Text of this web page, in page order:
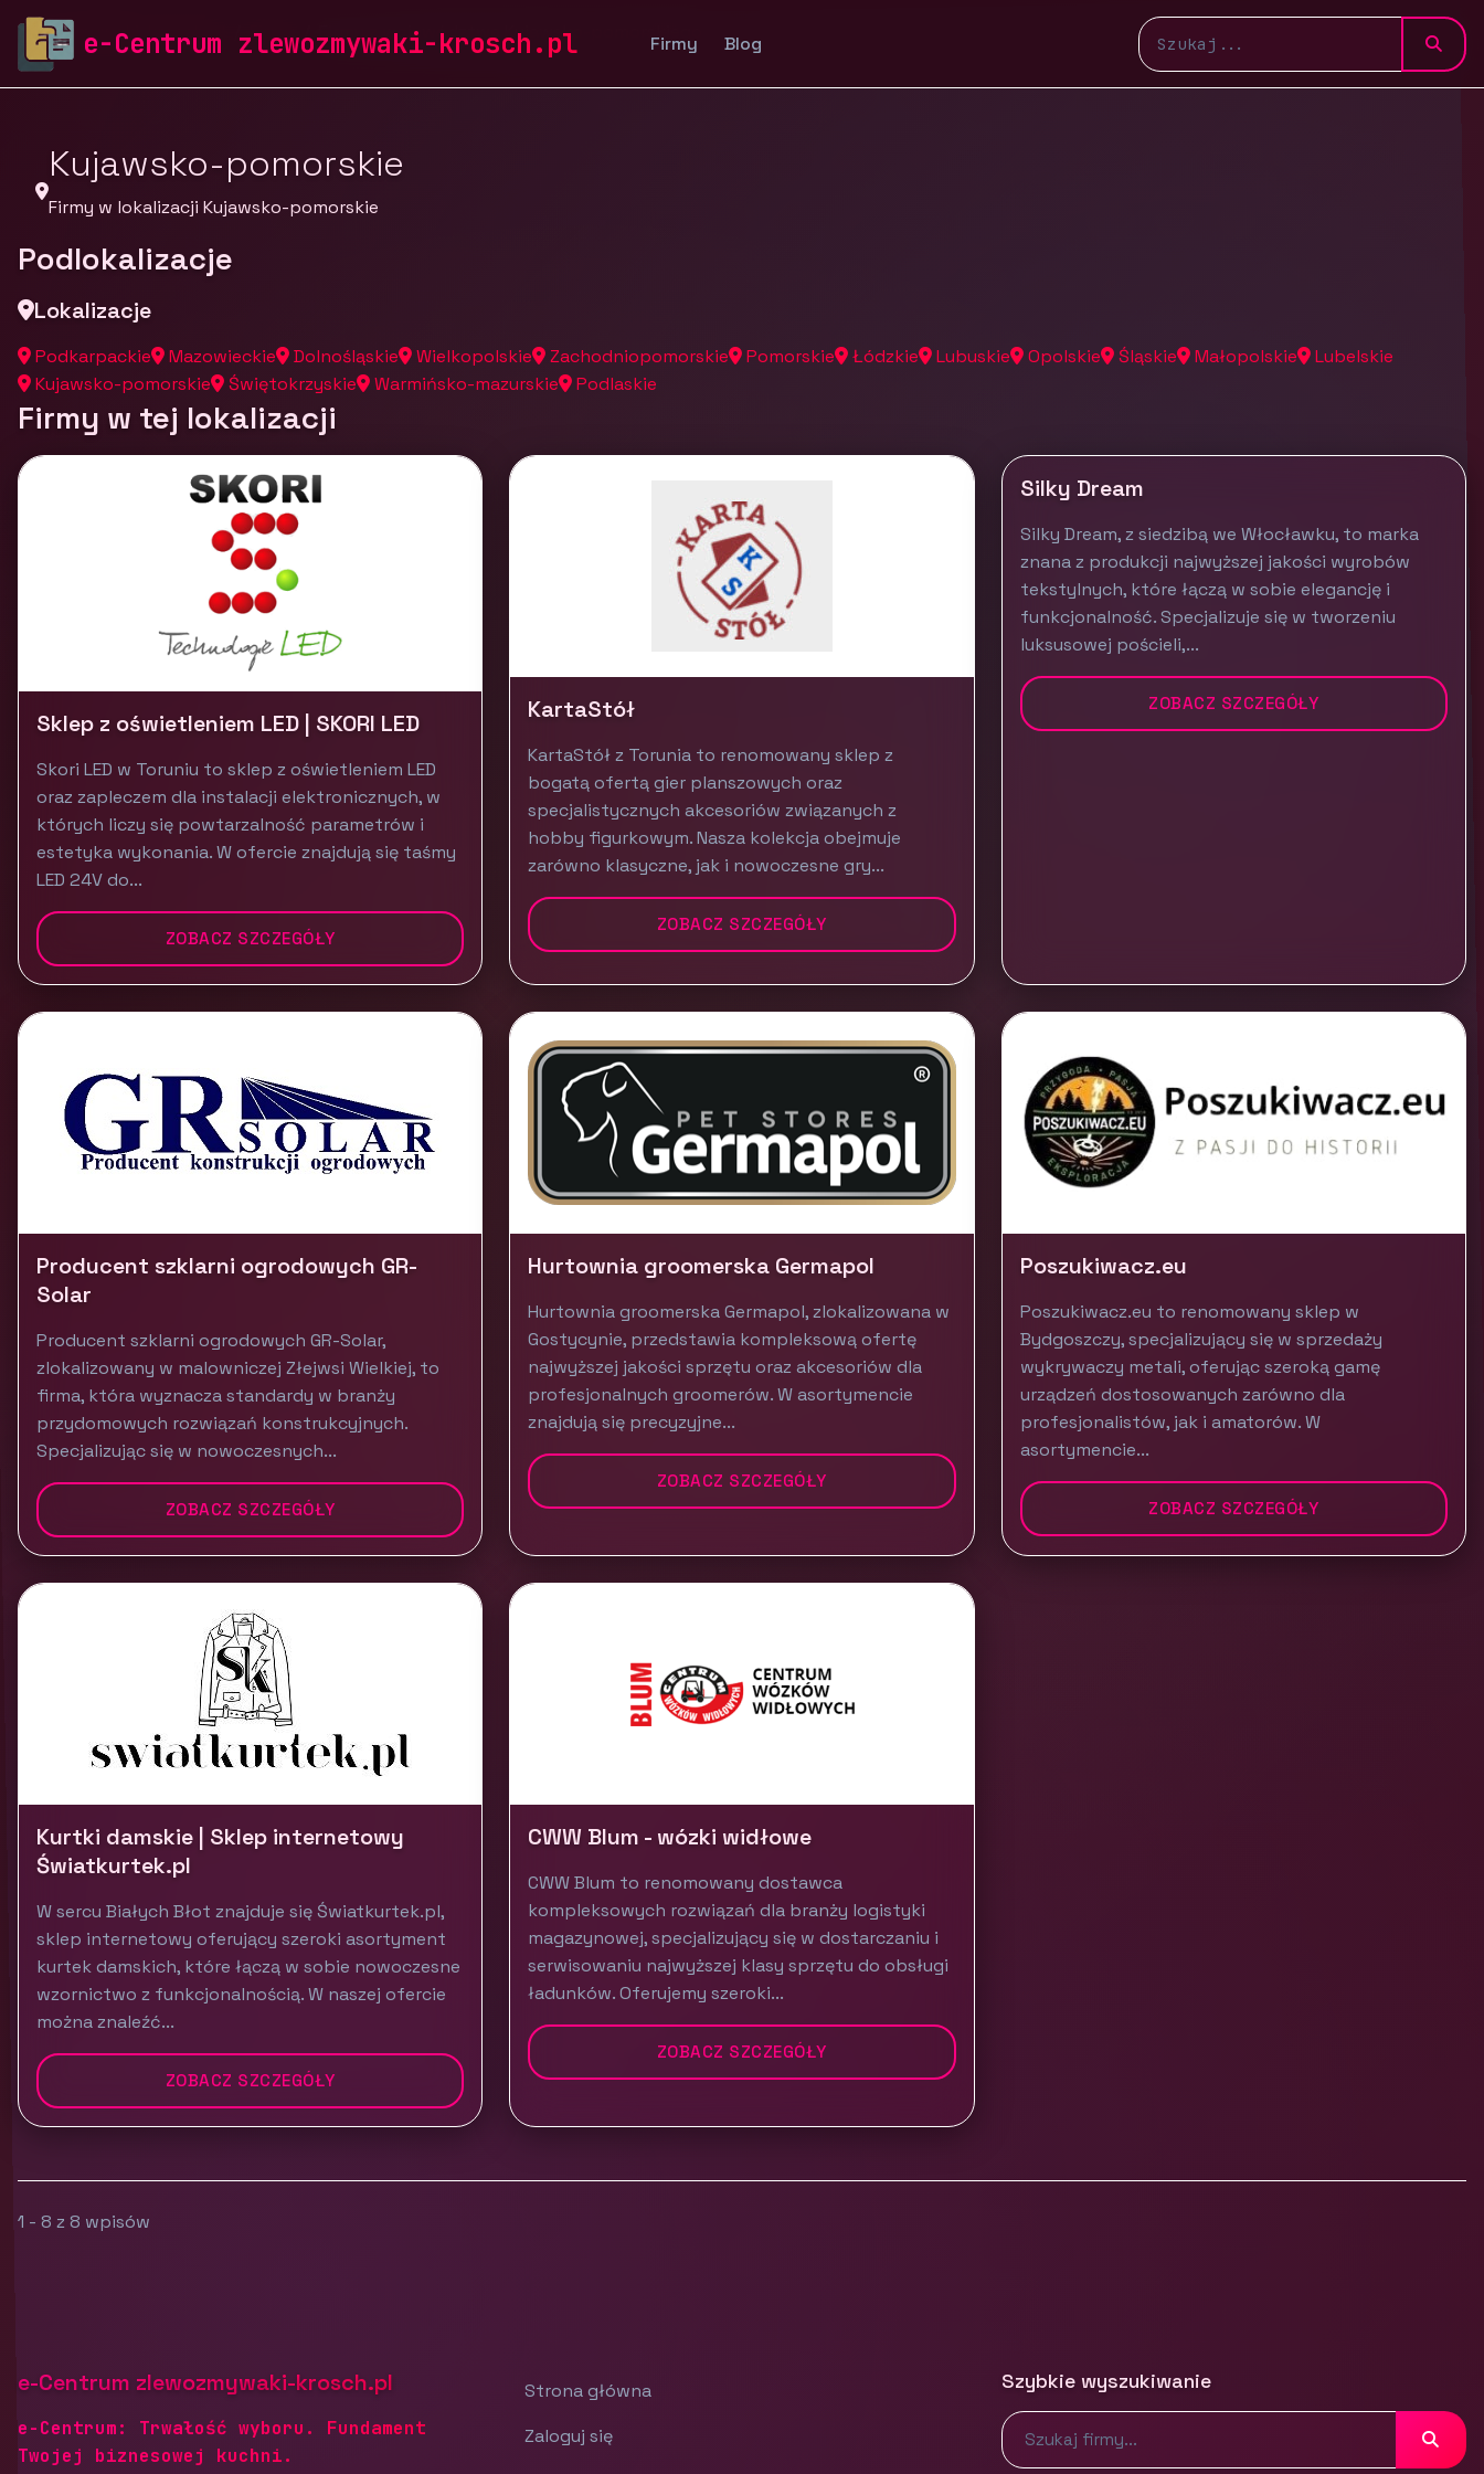
e-Centrum zlewozmywaki-krosch.pl Firmy Blog
zlewozmywaki-krosch.pl Firmy Firmy z województwa Kujawsko-pomorskiego
Kujawsko-pomorskie
Firmy w lokalizacji Kujawsko-pomorskie
Podlokalizacje
Lokalizacje
Podkarpackie Mazowieckie Dolnośląskie Wielkopolskie Zachodniopomorskie Pomorskie Łódzkie Lubuskie Opolskie Śląskie Małopolskie
Lubelskie
Kujawsko-pomorskie
Świętokrzyskie Warmińsko-mazurskie Podlaskie
Firmy w tej lokalizacji
Sklep z oświetleniem LED | SKORI LED
Skori LED w Toruniu to sklep z oświetleniem LED
oraz zapleczem dla instalacji elektronicznych, w
których liczy się powtarzalność parametrów i
estetyka wykonania. W ofercie znajdują się taśmy
LED 24V do...
ZOBACZ SZCZEGÓŁY
KartaStół
KartaStół z Torunia to renomowany sklep z
bogatą ofertą gier planszowych oraz
specjalistycznych akcesoriów związanych z
hobby figurkowym. Nasza kolekcja obejmuje
zarówno klasyczne, jak i nowoczesne gry...
ZOBACZ SZCZEGÓŁY
Silky Dream
Silky Dream, z siedzibą we Włocławku, to marka
znana z produkcji najwyższej jakości wyrobów
tekstylnych, które łączą w sobie elegancję i
funkcjonalność. Specjalizuje się w tworzeniu
luksusowej pościeli,...
ZOBACZ SZCZEGÓŁY
Producent szklarni ogrodowych GR-
Solar
Producent szklarni ogrodowych GR-Solar,
zlokalizowany w malowniczej Złejwsi Wielkiej, to
firma, która wyznacza standardy w branży
przydomowych rozwiązań konstrukcyjnych.
Specjalizując się w nowoczesnych...
ZOBACZ SZCZEGÓŁY
Hurtownia groomerska Germapol
Hurtownia groomerska Germapol, zlokalizowana w
Gostycynie, przedstawia kompleksową ofertę
najwyższej jakości sprzętu oraz akcesoriów dla
profesjonalnych groomerów. W asortymencie
znajdują się precyzyjne...
ZOBACZ SZCZEGÓŁY
Poszukiwacz.eu
Poszukiwacz.eu to renomowany sklep w
Bydgoszczy, specjalizujący się w sprzedaży
wykrywaczy metali, oferując szeroką gamę
urządzeń dostosowanych zarówno dla
profesjonalistów, jak i amatorów. W
asortymencie...
ZOBACZ SZCZEGÓŁY
Kurtki damskie | Sklep internetowy
Światkurtek.pl
W sercu Białych Błot znajduje się Światkurtek.pl,
sklep internetowy oferujący szeroki asortyment
kurtek damskich, które łączą w sobie nowoczesne
wzornictwo z funkcjonalnością. W naszej ofercie
można znaleźć...
ZOBACZ SZCZEGÓŁY
CWW Blum - wózki widłowe
CWW Blum to renomowany dostawca
kompleksowych rozwiązań dla branży logistyki
magazynowej, specjalizujący się w dostarczaniu i
serwisowaniu najwyższej klasy sprzętu do obsługi
ładunków. Oferujemy szeroki...
ZOBACZ SZCZEGÓŁY
1 - 8 z 8 wpisów
e-Centrum zlewozmywaki-krosch.pl
e-Centrum: Trwałość wyboru. Fundament
Twojej biznesowej kuchni.
Strona główna
Zaloguj się
Szybkie wyszukiwanie